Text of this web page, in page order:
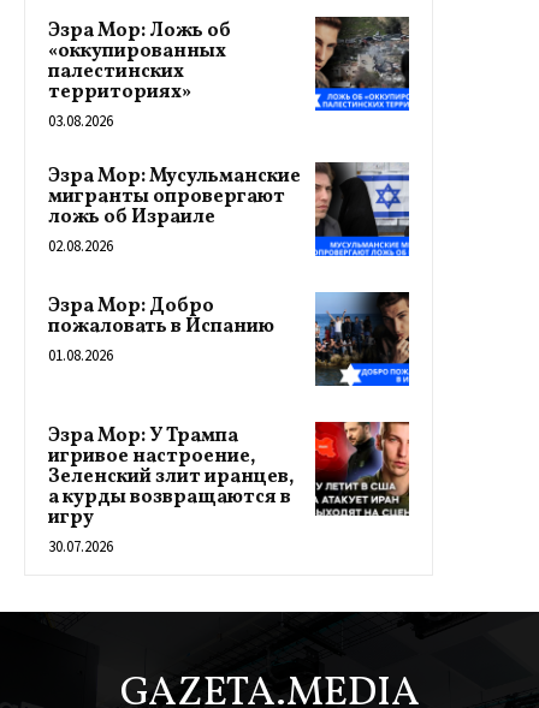
Эзра Мор: Ложь об
«оккупированных
палестинских
территориях»
03.08.2026
Эзра Мор: Мусульманские
мигранты опровергают
ложь об Израиле
02.08.2026
Эзра Мор: Добро
пожаловать в Испанию
01.08.2026
Эзра Мор: У Трампа
игривое настроение,
Зеленский злит иранцев,
а курды возвращаются в
игру
30.07.2026
GAZETA.MEDIA